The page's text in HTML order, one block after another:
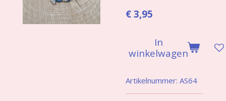
€ 3,95
In
winkelwagen
Artikelnummer: AS64